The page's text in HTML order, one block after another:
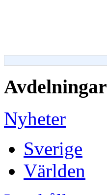
Avdelningar
Nyheter
Sverige
Världen